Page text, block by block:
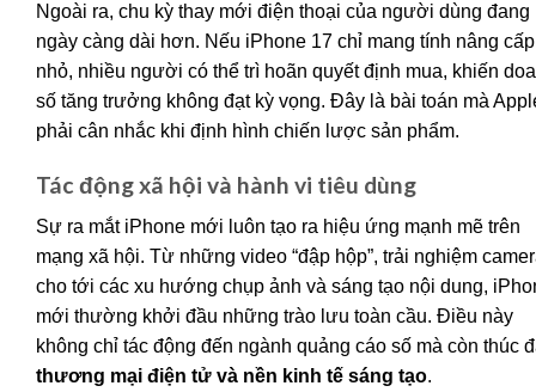
Ngoài ra, chu kỳ thay mới điện thoại của người dùng đang
ngày càng dài hơn. Nếu iPhone 17 chỉ mang tính nâng cấp
nhỏ, nhiều người có thể trì hoãn quyết định mua, khiến
số tăng trưởng không đạt kỳ vọng. Đây là bài toán mà
phải cân nhắc khi định hình chiến lược sản phẩm.
Tác động xã hội và hành vi tiêu dùng
Sự ra mắt iPhone mới luôn tạo ra hiệu ứng mạnh mẽ trên
mạng xã hội. Từ những video “đập hộp”, trải nghiệm
cho tới các xu hướng chụp ảnh và sáng tạo nội dung,
mới thường khởi đầu những trào lưu toàn cầu. Điều này
không chỉ tác động đến ngành quảng cáo số mà còn thúc
thương mại điện tử và nền kinh tế sáng tạo.